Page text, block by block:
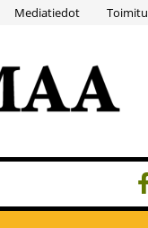
Mediatiedot